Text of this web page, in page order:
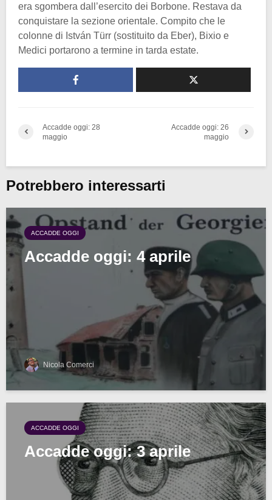
era sgombera dall’esercito dei Borbone. Restava da
conquistare la sezione orientale. Compito che le
colonne di István Türr (sostituito da Eber), Bixio e
Medici portarono a termine in tarda estate.
Accadde oggi: 28
maggio
Accadde oggi: 26
maggio
Potrebbero interessarti
ACCADDE OGGI
Accadde oggi: 4 aprile
Nicola Comerci
ACCADDE OGGI
Accadde oggi: 3 aprile